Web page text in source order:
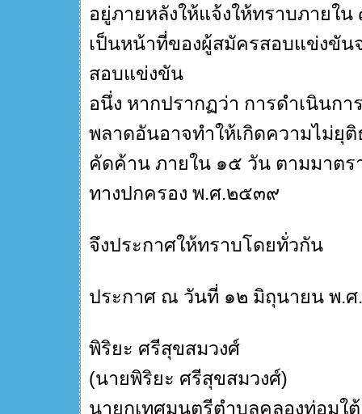
อยู่ภายหลังให้แจ้งให้ทราบภายใ
เป็นหน้าที่ของผู้สมัครสอบแข่งขัน
สอบแข่งขัน
อนึ่ง หากปรากฏว่า การดำเนินก
พลาดอันอาจทำให้เกิดความไม่ยุ
คัดค้าน ภายใน ๑๕ วัน ตามมาต
ทางปกครอง พ.ศ.๒๕๓๙
จึงประกาศให้ทราบโดยทั่วกัน
ประกาศ ณ วันที่ ๑๒ มิถุนายน พ.
พิริยะ ศรีสุขสมวงศ์
(นายพิริยะ ศรีสุขสมวงศ์)
นายกเทศมนตรีตำบลคลองท่อมใต้